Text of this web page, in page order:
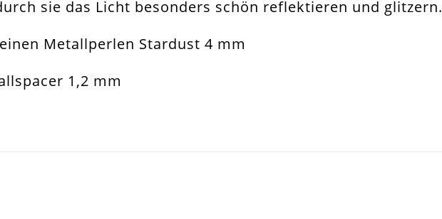
sie das Licht besonders schön reflektieren und glitzern.
Metallperlen Stardust 4 mm
1,2 mm